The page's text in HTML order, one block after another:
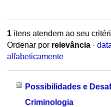
1itens atendem ao seu
Ordenar por relevância ·
alfabeticamente
Possibilidades e
Criminologia